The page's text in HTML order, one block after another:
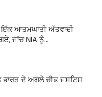
ਇੱਕ ਆਤਮਘਾਤੀ ਅੱਤਵਾਦੀ
ਜਾਂਚ NIA ਨੂੰ...
ਦੇ ਅਗਲੇ ਚੀਫ ਜਸਟਿਸ